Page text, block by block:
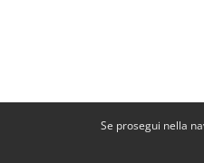
Se prosegui nella